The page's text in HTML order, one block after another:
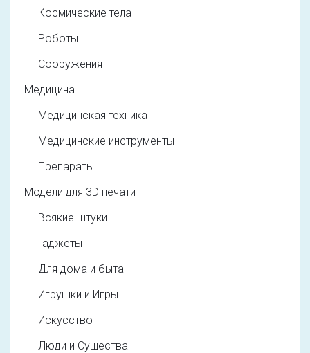
Космические тела
Роботы
Сооружения
Медицина
Медицинская техника
Медицинские инструменты
Препараты
Модели для 3D печати
Всякие штуки
Гаджеты
Для дома и быта
Игрушки и Игры
Искусство
Люди и Существа